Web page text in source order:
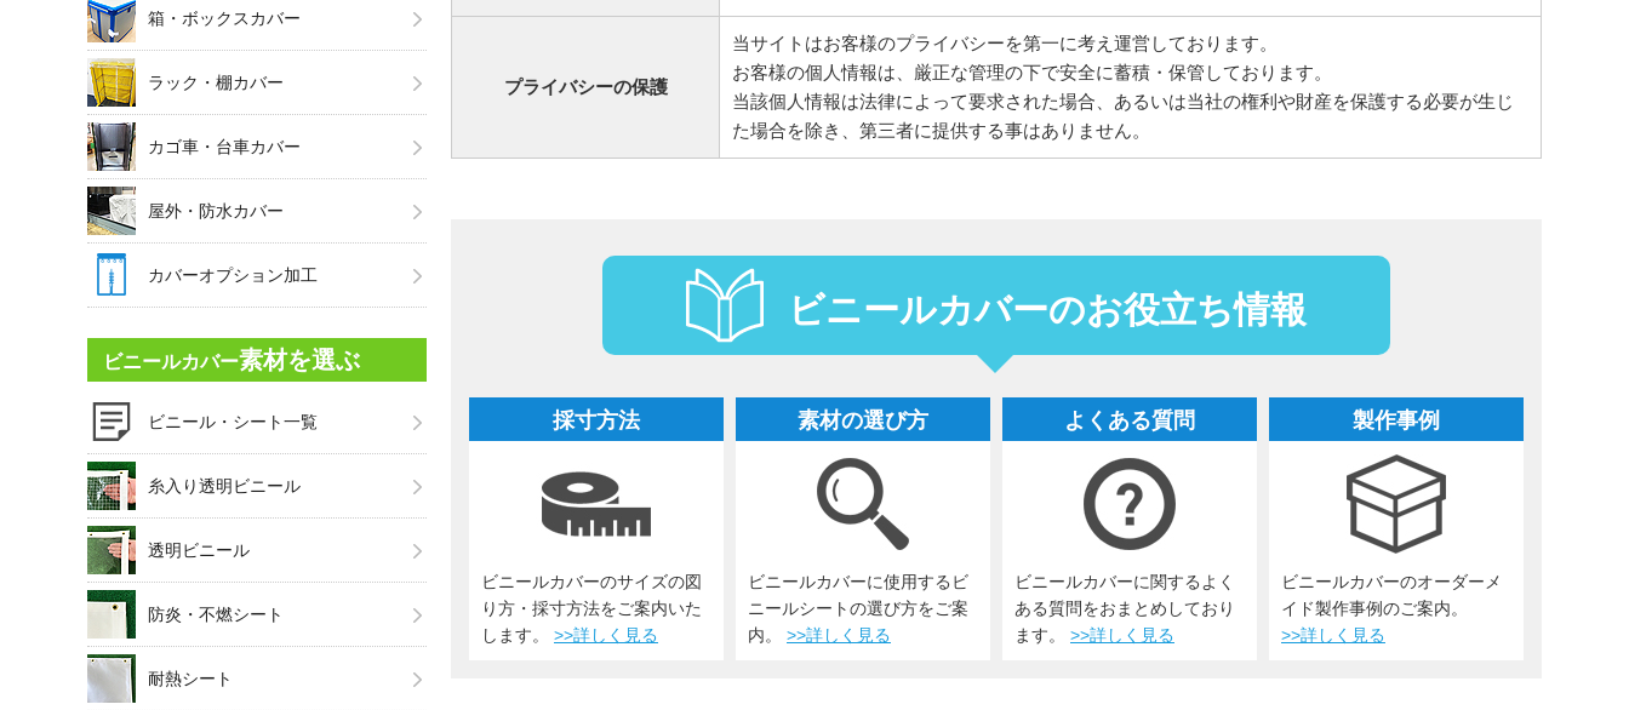
プライバシーの保護
当サイトはお客様のプライバシーを第一に考え運営しております。
お客様の個人情報は、厳正な管理の下で安全に蓄積・保管しております。
当該個人情報は法律によって要求された場合、あるいは当社の権利や財産を保護する必要が生じ
た場合を除き、第三者に提供する事はありません。
ビニールカバーのお役立ち情報
採寸方法
ビニールカバーのサイズの図
り方・採寸方法をご案内いた
します。 >>詳しく見る
素材の選び方
ビニールカバーに使用するビ
ニールシートの選び方をご案
内。 >>詳しく見る
よくある質問
ビニールカバーに関するよく
ある質問をおまとめしており
ます。 >>詳しく見る
製作事例
ビニールカバーのオーダーメ
イド製作事例のご案内。
>>詳しく見る
箱・ボックスカバー
ラック・棚カバー
カゴ車・台車カバー
屋外・防水カバー
カバーオプション加工
ビニールカバー素材を選ぶ
ビニール・シート一覧
糸入り透明ビニール
透明ビニール
防炎・不燃シート
耐熱シート